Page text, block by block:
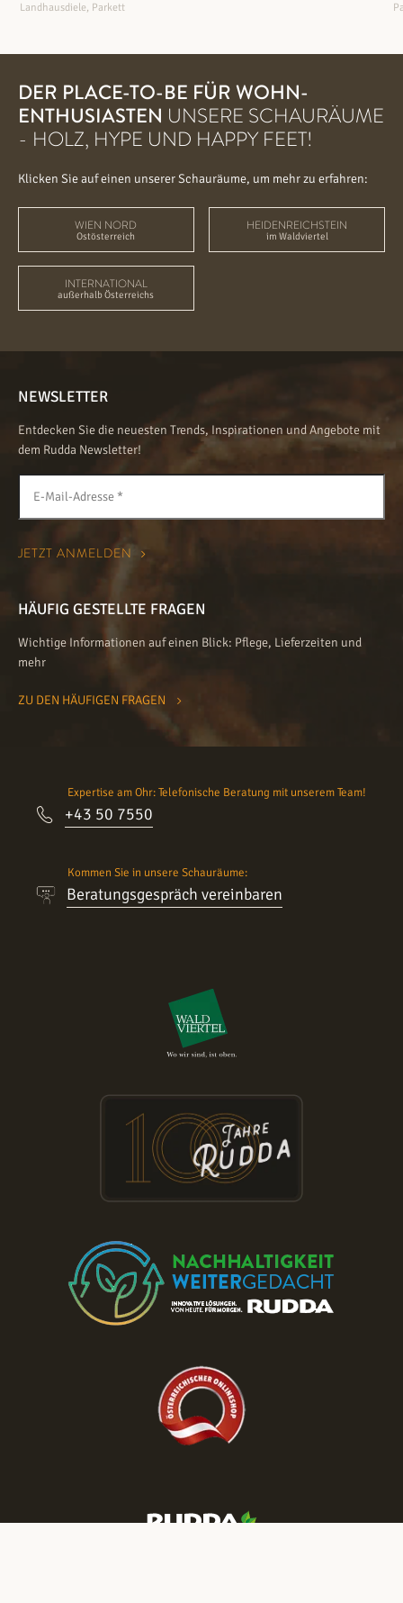
Landhausdiele, Parkett
DER PLACE-TO-BE FÜR WOHN-
ENTHUSIASTEN UNSERE SCHAURÄUME
- HOLZ, HYPE UND HAPPY FEET!
Klicken Sie auf einen unserer Schauräume, um mehr zu erfahren:
WIEN NORD
Ostösterreich
HEIDENREICHSTEIN
im Waldviertel
INTERNATIONAL
außerhalb Österreichs
NEWSLETTER
Entdecken Sie die neuesten Trends, Inspirationen und Angebote mit
dem Rudda Newsletter!
HÄUFIG GESTELLTE FRAGEN
Wichtige Informationen auf einen Blick: Pflege, Lieferzeiten und
mehr
ZU DEN HÄUFIGEN FRAGEN
Expertise am Ohr: Telefonische Beratung mit unserem Team!
+43 50 7550
Kommen Sie in unsere Schauräume:
Beratungsgespräch vereinbaren
Besuchen Sie die RUDDA Schauräume
und entdecken Sie Parkett & Türen zu
reduzierten Preisen!